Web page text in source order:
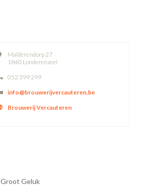
Malderendorp 27
1840 Londerenzeel
052 399 299
info@brouwerijvercauteren.be
Brouwerij Vercauteren
Groot Geluk